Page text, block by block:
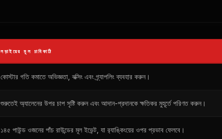
লড়াইয়ের মূল চাবিকাঠি
কোস্টার গতি কমাতে অভিজ্ঞতা, বক্সিং এবং গ্র্যাপলিং ব্যবহার করুন।
শুরুতেই অ্যালেনের উপর চাপ সৃষ্টি করুন এবং আদান-প্রদানকে ক্ষতিকর মুহূর্তে পরিণত করুন।
১৪৫ পাউন্ড ওজনের পাঁচ রাউন্ডের মূল ইভেন্ট, যা র‍্যাঙ্কিংয়ের ওপর প্রভাব ফেলবে।